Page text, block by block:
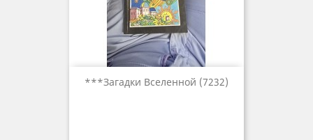
***загадки Вселенной (7232)